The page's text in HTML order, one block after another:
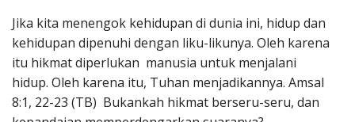
Jika kita menengok kehidupan di dunia ini, hidup dan
kehidupan dipenuhi dengan liku-likunya. Oleh karena
itu hikmat diperlukan manusia untuk menjalani
hidup. Oleh karena itu, Tuhan menjadikannya. Amsal
8:1, 22-23 (TB) Bukankah hikmat berseru-seru, dan